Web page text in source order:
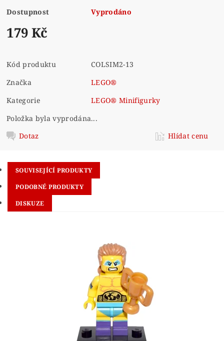
Dostupnost Vyprodáno
179 Kč
Kód produktu
COLSIM2-13
Značka
LEGO®
Kategorie
LEGO® Minifigurky
Položka byla vyprodána...
Dotaz
Hlídat cenu
SOUVISEJÍCÍ PRODUKTY
PODOBNÉ PRODUKTY
DISKUZE